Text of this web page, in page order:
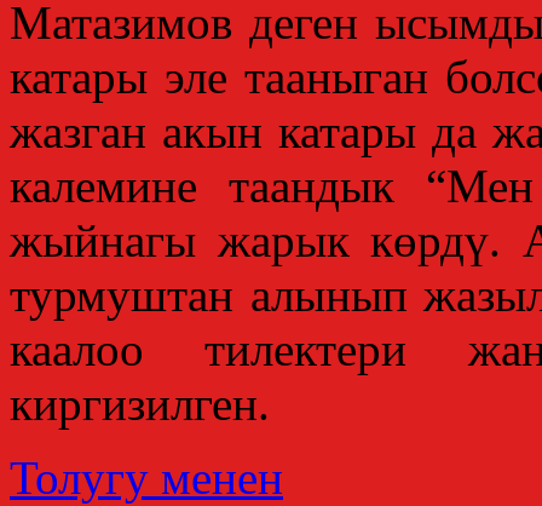
Матазимов деген
катары эле тааныган
жазган акын катары да
калемине таандык
жыйнагы жарык көрдү.
турмуштан алынып
каалоо тилектери
киргизилген.
Толугу менен